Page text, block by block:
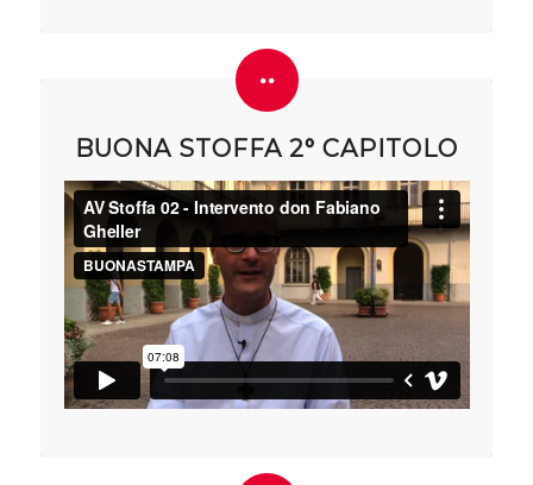
BUONA STOFFA 2° CAPITOLO